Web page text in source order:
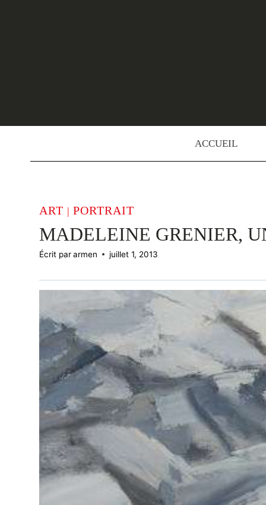
ACCUEIL
ART |PORTRAIT
MADELEINE GRENIER,
Écrit pararmen juillet 1, 2013